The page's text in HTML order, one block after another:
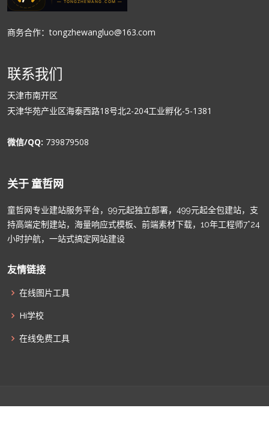
商务合作：tongzhewangluo@163.com
联系我们
天津市南开区
天津华苑产业区海泰西路18号北2-204工业孵化-5-1381
微信/QQ: 739879508
关于 童哲网
童哲网专业建站服务平台，99元起独立部署，499元起全包建站，支
持高端定制建站，海量响应式模板、前端素材下载，10年工程师7*24
小时护航，一站式搞定网站建设
友情链接
在线图片工具
Hi学校
在线免费工具